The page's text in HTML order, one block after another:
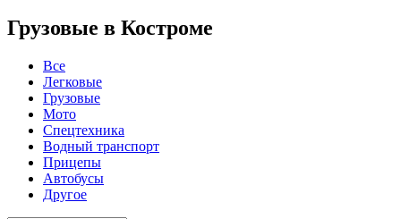
Грузовые в Костроме
Все
Легковые
Грузовые
Мото
Спецтехника
Водный транспорт
Прицепы
Автобусы
Другое